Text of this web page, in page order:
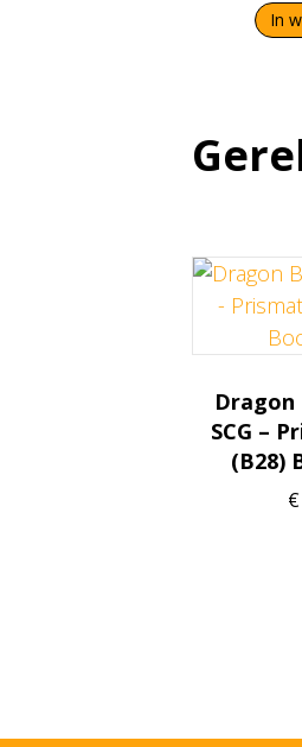
In
SCG –
(B28)
€